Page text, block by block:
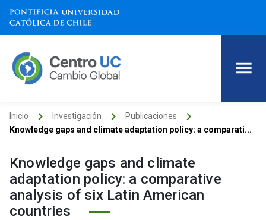
Inicio keyboard_arrow_right Investigación keyboard_arrow_right Publicaciones keyboard_arrow_right
Knowledge gaps and climate adaptation policy: a comparati...
Knowledge gaps and climate
adaptation policy: a comparative
analysis of six Latin American
countries